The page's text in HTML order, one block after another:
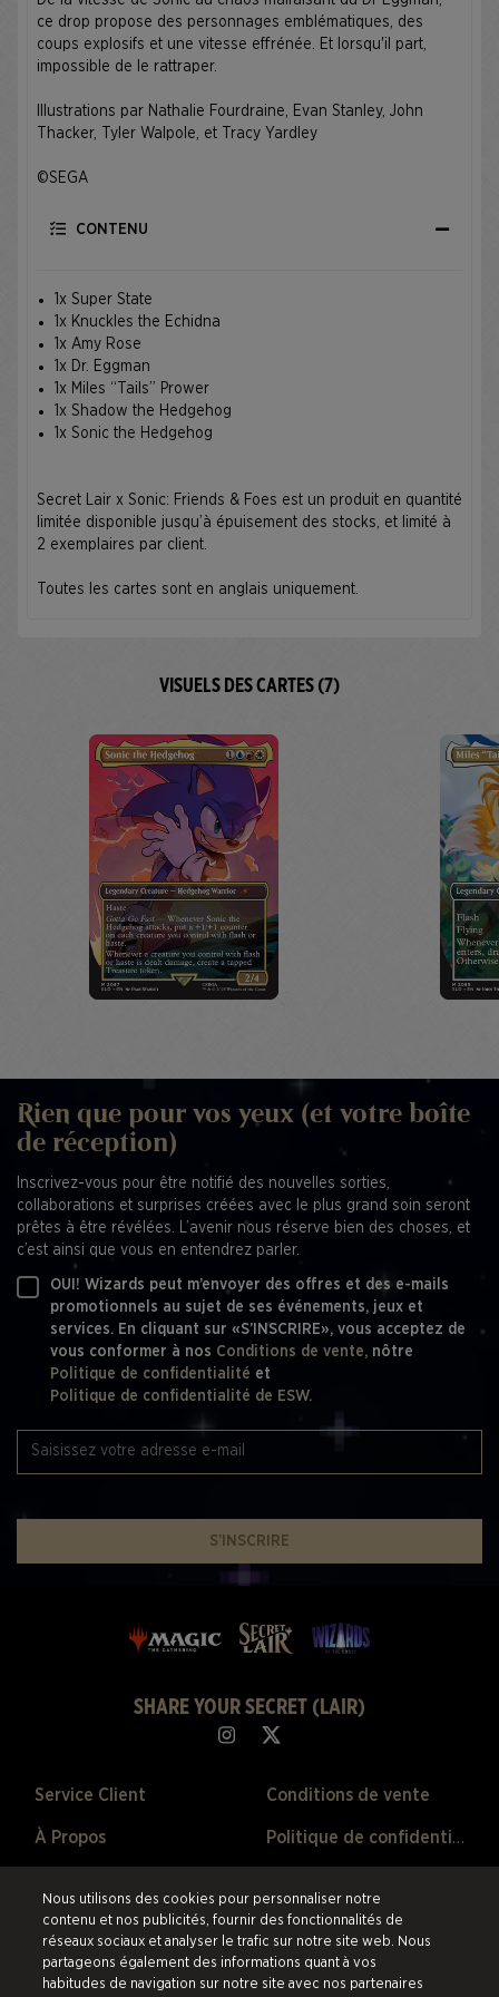
ce drop propose des personnages emblématiques, des
coups explosifs et une vitesse effrénée. Et lorsqu'il part,
impossible de le rattraper. ​
Illustrations par Nathalie Fourdraine, Evan Stanley, John
Thacker, Tyler Walpole, et Tracy Yardley ​
©SEGA
CONTENU
1x Super State
1x Knuckles the Echidna
1x Amy Rose
1x Dr. Eggman
1x Miles “Tails” Prower
1x Shadow the Hedgehog
1x Sonic the Hedgehog
Secret Lair x Sonic: Friends & Foes est un produit en quantité
limitée disponible jusqu’à épuisement des stocks, et limité à
2 exemplaires par client.
Toutes les cartes sont en anglais uniquement.
VISUELS DES CARTES (7)
Rien que pour vos yeux (et votre boîte
de réception)
Inscrivez-vous pour être notifié des nouvelles sorties,
collaborations et surprises créées avec le plus grand soin seront
prêtes à être révélées. L’avenir nous réserve bien des choses, et
c’est ainsi que vous en entendrez parler.
OUI! Wizards peut m’envoyer des offres et des e-mails
promotionnels au sujet de ses événements, jeux et
services. En cliquant sur «S’INSCRIRE», vous acceptez de
vous conformer à nos Conditions de vente, nôtre
Politique de confidentialité et
Politique de confidentialité de ESW.
S’INSCRIRE
SHARE YOUR SECRET (LAIR)
Service Client
À Propos
Préférences de Cookies
Conditions de vente
Politique de confidentialité
©2026 ESW France SAS. Tous droits réservés.
Les marques citées sont la
propriété de leurs détenteurs respectifs aux États-Unis et dans les autres
Nous utilisons des cookies pour personnaliser notre
contenu et nos publicités, fournir des fonctionnalités de
réseaux sociaux et analyser le trafic sur notre site web. Nous
partageons également des informations quant à vos
habitudes de navigation sur notre site avec nos partenaires